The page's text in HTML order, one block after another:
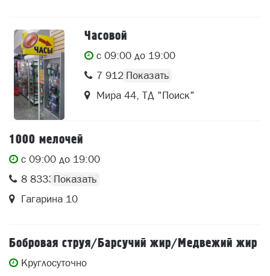
Часовой
c 09:00 до 19:00
7 912 828 0911
Мира 44, ТД "Поиск"
1000 мелочей
c 09:00 до 19:00
8 83334 7 46 27
Гагарина 10
Бобровая струя/Барсучий жир/Медвежий жир
Круглосуточно